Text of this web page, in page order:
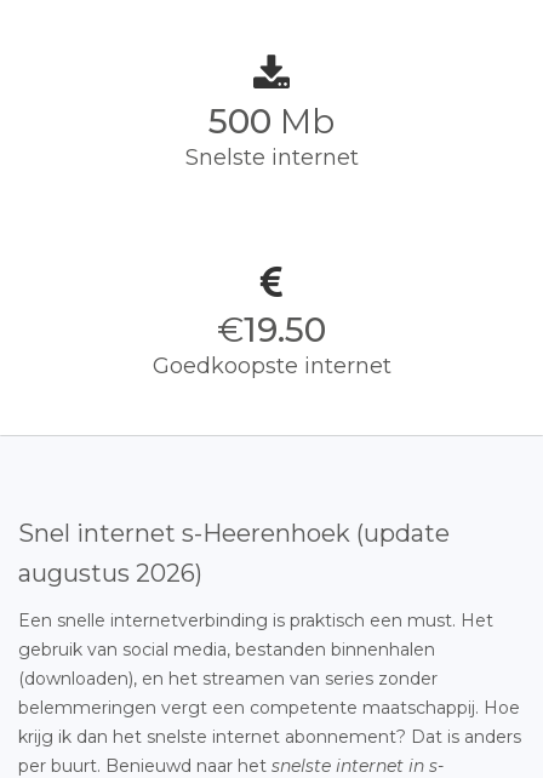
500 Mb
Snelste internet
€19.50
Goedkoopste internet
Snel internet s-Heerenhoek (update
augustus 2026)
Een snelle internetverbinding is praktisch een must. Het
gebruik van social media, bestanden binnenhalen
(downloaden), en het streamen van series zonder
belemmeringen vergt een competente maatschappij. Hoe
krijg ik dan het snelste internet abonnement? Dat is anders
per buurt. Benieuwd naar het snelste internet in s-